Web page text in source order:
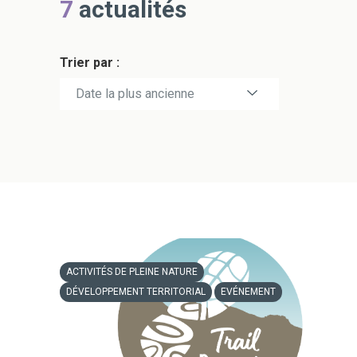
7 actualités
Trier par :
Date la plus récente
Date la plus ancienne
ACTIVITÉS DE PLEINE NATURE
DÉVELOPPEMENT TERRITORIAL
EVÉNEMENT